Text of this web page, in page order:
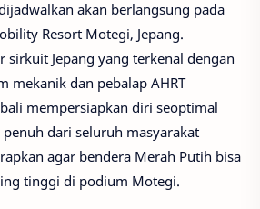
akan berlangsung pada
Resort Motegi, Jepang.
sirkuit Jepang yang terkenal dengan
mekanik dan pebalap AHRT
mempersiapkan diri seoptimal
dari seluruh masyarakat
agar bendera Merah Putih bisa
tinggi di podium Motegi.